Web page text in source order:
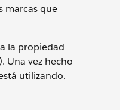
marcas que
a la propiedad
Una vez hecho
utilizando.